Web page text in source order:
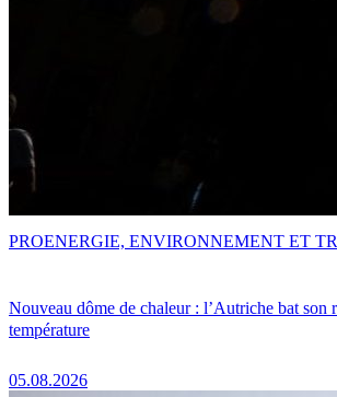
Nouveau dôme de chaleur : l’Autriche bat son
température
05.08.2026
PROENERGIE, ENVIRONNEMENT ET